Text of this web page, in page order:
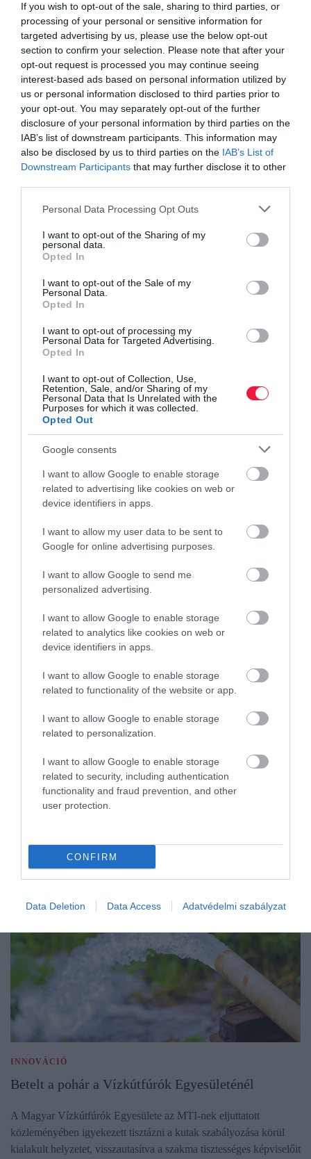
If you wish to opt-out of the sale, sharing to third parties, or
processing of your personal or sensitive information for
targeted advertising by us, please use the below opt-out
section to confirm your selection. Please note that after your
opt-out request is processed you may continue seeing
interest-based ads based on personal information utilized by
us or personal information disclosed to third parties prior to
your opt-out. You may separately opt-out of the further
disclosure of your personal information by third parties on the
IAB’s list of downstream participants. This information may
also be disclosed by us to third parties on the IAB’s List of
Downstream Participants that may further disclose it to other
Please note that this website/app uses one or more Google
not limited to your visit or usage behaviour. You may click to
grant or deny consent to Google and its third-party tags to
use your data for below specified purposes in below Google
consent section.
Personal Data Processing Opt Outs
I want to opt-out of the Sharing of my
personal data.
Opted In
I want to opt-out of the Sale of my
Personal Data.
Opted In
I want to opt-out of processing my
Personal Data for Targeted Advertising.
Opted In
I want to opt-out of Collection, Use,
Retention, Sale, and/or Sharing of my
Personal Data that Is Unrelated with the
Purposes for which it was collected.
Opted Out
Google consents
I want to allow Google to enable storage
related to advertising like cookies on web or
device identifiers in apps.
I want to allow my user data to be sent to
Google for online advertising purposes.
I want to allow Google to send me
personalized advertising.
I want to allow Google to enable storage
related to analytics like cookies on web or
device identifiers in apps.
I want to allow Google to enable storage
related to functionality of the website or app.
I want to allow Google to enable storage
related to personalization.
I want to allow Google to enable storage
related to security, including authentication
functionality and fraud prevention, and other
user protection.
CONFIRM
Data Deletion Data Access Adatvédelmi szabályzat
Elfogadták a kútamnesztiát, egy fontos dologra
még várni kell
Az Országgyűlés elfogadta a vízgazdálkodásról szóló törvény
kútamnesztia néven emlegetett módosítását. A 2024. január elseje
előtt engedély nélkül létesített, 50 méternél nem mélyebb és az
első…
Az ügy súlyát az is jelzi, hogy Semjén Zsolt miniszterelnök-
helyettes nyújtotta be a vízgazdálkodásról szóló törvény
módosítására vonatkozó javaslatot, amelynek a lakosság által
leginkább várt eleme…
INNOVÁCIÓ
Betelt a pohár a Vízkútfúrók Egyesületénél
A Magyar Vízkútfúrók Egyesülete az MTI-nek eljuttatott
közleményében igyekezett tisztázni a kutak szabályozása körül
kialakult helyzetet, visszautasítva a szakma tisztességes képviselőit